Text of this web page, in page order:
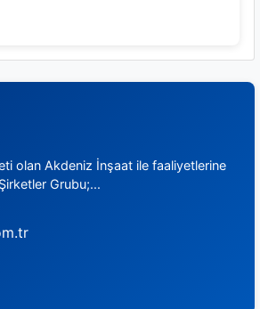
olan Akdeniz İnşaat ile faaliyetlerine
Grubu;...